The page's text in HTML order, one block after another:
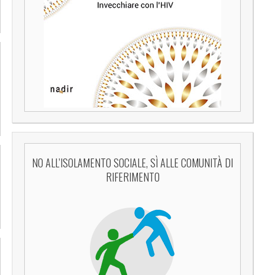
NO ALL’ISOLAMENTO SOCIALE, SÌ ALLE COMUNITÀ DI
RIFERIMENTO